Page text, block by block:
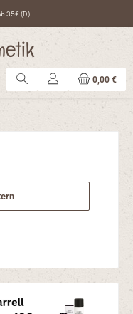
35€ (D)
0,00 €